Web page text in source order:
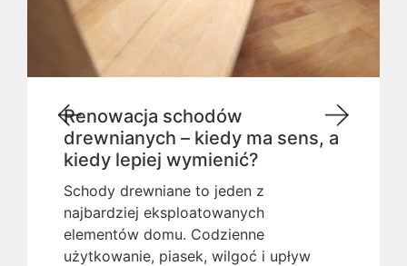
Renowacja schodów
drewnianych – kiedy ma sens, a
kiedy lepiej wymienić?
Schody drewniane to jeden z
najbardziej eksploatowanych
elementów domu. Codzienne
użytkowanie, piasek, wilgoć i upływ